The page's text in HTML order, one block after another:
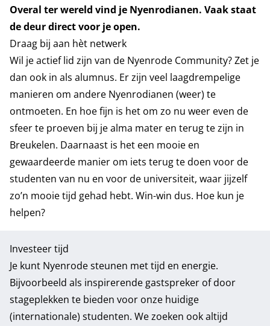
Overal ter wereld vind je Nyenrodianen. Vaak staat
de deur direct voor je open.
Draag bij aan hèt netwerk
Wil je actief lid zijn van de Nyenrode Community? Zet je
dan ook in als alumnus. Er zijn veel laagdrempelige
manieren om andere Nyenrodianen (weer) te
ontmoeten. En hoe fijn is het om zo nu weer even de
sfeer te proeven bij je alma mater en terug te zijn in
Breukelen. Daarnaast is het een mooie en
gewaardeerde manier om iets terug te doen voor de
studenten van nu en voor de universiteit, waar jijzelf
zo’n mooie tijd gehad hebt. Win-win dus. Hoe kun je
helpen?
Investeer tijd
Je kunt Nyenrode steunen met tijd en energie.
Bijvoorbeeld als inspirerende gastspreker of door
stageplekken te bieden voor onze huidige
(internationale) studenten. We zoeken ook altijd